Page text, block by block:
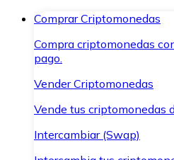
Comprar Criptomonedas
Compra criptomonedas
pago.
Vender Criptomonedas
Vende tus criptomonedas
Intercambiar (Swap)